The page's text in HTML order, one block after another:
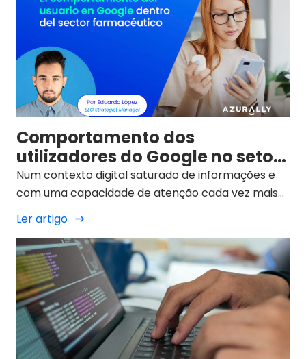
Comportamento dos
utilizadores do Google no setor
farmacêutico
Num contexto digital saturado de informações e
com uma capacidade de atenção cada vez mais
o Google exige informações breves e estruturadas
quando faz uma pesquisa.
Ler artigo